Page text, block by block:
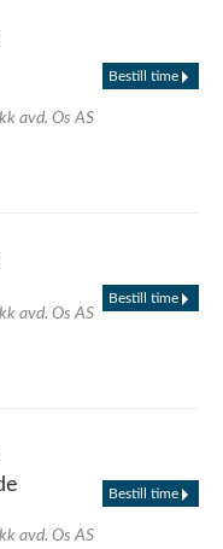
avd. Os AS
Bestill time
avd. Os AS
Bestill time
avd. Os AS
Bestill time